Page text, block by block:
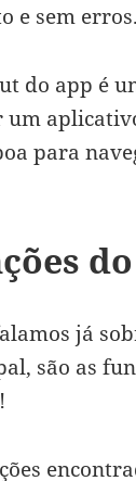
e sem erros.
do app é
um
para
já
são as